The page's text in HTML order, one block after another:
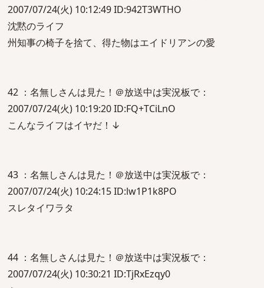
2007/07/24(火) 10:12:49 ID:942T3WTHO
沈黙のライフ
州知事の椅子を捨て、得た物はエイドリアンの愛
42 ：名無しさんは見た！＠放送中は実況板で：
2007/07/24(火) 10:19:20 ID:FQ+TCiLnO
こんなライフはイヤだ！↓
43 ：名無しさんは見た！＠放送中は実況板で：
2007/07/24(火) 10:24:15 ID:lw1P1k8PO
スレタイワラタ
44 ：名無しさんは見た！＠放送中は実況板で：
2007/07/24(火) 10:30:21 ID:TjRxEzqy0